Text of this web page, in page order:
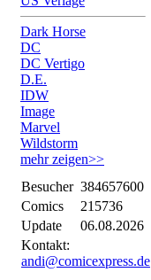
Dark Horse
DC
DC Vertigo
D.E.
IDW
Image
Marvel
Wildstorm
mehr zeigen>>
Besucher 384657600
Comics
215736
Update
06.08.2026
Kontakt:
andi@comicexpress.de